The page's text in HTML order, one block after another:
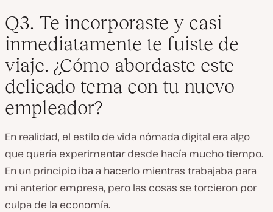
Q3. Te incorporaste y casi
inmediatamente te fuiste de
viaje. ¿Cómo abordaste este
delicado tema con tu nuevo
empleador?
En realidad, el estilo de vida nómada digital era algo
que quería experimentar desde hacía mucho tiempo.
En un principio iba a hacerlo mientras trabajaba para
mi anterior empresa, pero las cosas se torcieron por
culpa de la economía.